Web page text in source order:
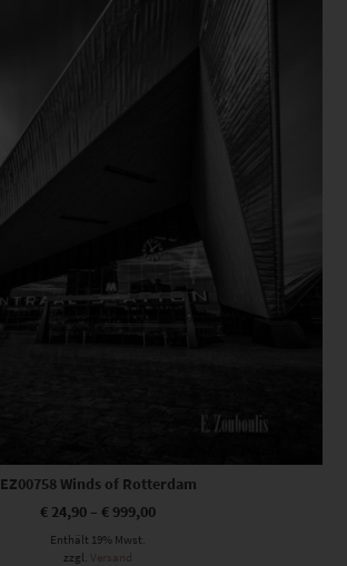
EZ00758 Winds of Rotterdam
€ 24,90 – € 999,00
Enthält 19% Mwst.
zzgl. Versand